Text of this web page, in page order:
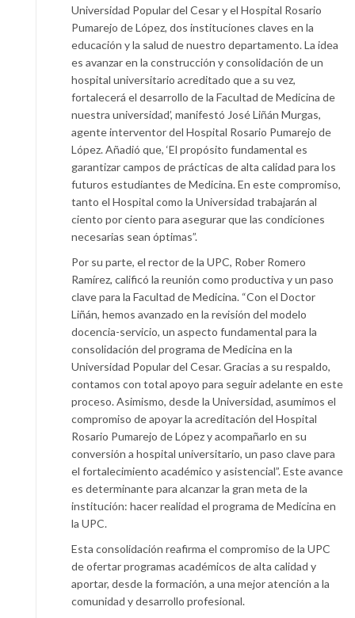
Universidad Popular del Cesar y el Hospital Rosario
Pumarejo de López, dos instituciones claves en la
educación y la salud de nuestro departamento. La idea
es avanzar en la construcción y consolidación de un
hospital universitario acreditado que a su vez,
fortalecerá el desarrollo de la Facultad de Medicina de
nuestra universidad’, manifestó José Liñán Murgas,
agente interventor del Hospital Rosario Pumarejo de
López. Añadió que, ‘El propósito fundamental es
garantizar campos de prácticas de alta calidad para los
futuros estudiantes de Medicina. En este compromiso,
tanto el Hospital como la Universidad trabajarán al
ciento por ciento para asegurar que las condiciones
necesarias sean óptimas”.
Por su parte, el rector de la UPC, Rober Romero
Ramírez, calificó la reunión como productiva y un paso
clave para la Facultad de Medicina. “Con el Doctor
Liñán, hemos avanzado en la revisión del modelo
docencia-servicio, un aspecto fundamental para la
consolidación del programa de Medicina en la
Universidad Popular del Cesar. Gracias a su respaldo,
contamos con total apoyo para seguir adelante en este
proceso. Asimismo, desde la Universidad, asumimos el
compromiso de apoyar la acreditación del Hospital
Rosario Pumarejo de López y acompañarlo en su
conversión a hospital universitario, un paso clave para
el fortalecimiento académico y asistencial”. Este avance
es determinante para alcanzar la gran meta de la
institución: hacer realidad el programa de Medicina en
la UPC.
Esta consolidación reafirma el compromiso de la UPC
de ofertar programas académicos de alta calidad y
aportar, desde la formación, a una mejor atención a la
comunidad y desarrollo profesional.